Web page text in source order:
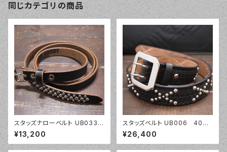
同じカテゴリの商品
スタッズナローベルト UB033
20mm幅 ナローベルト ラウ
ンドスタッズ クロムエクセル
¥13,200
スタッズベルト UB006 40m
m幅 バスケットウェーブ
¥26,400